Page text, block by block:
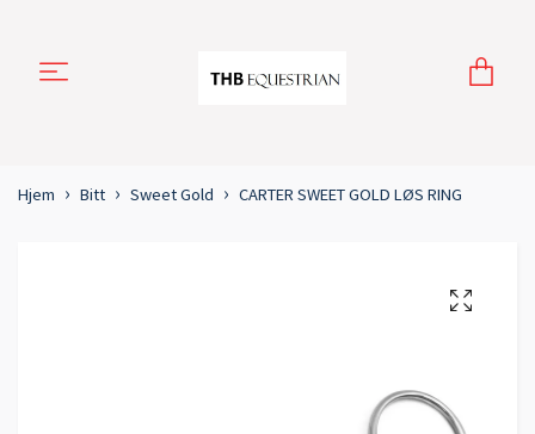
Hjem Bitt Sweet Gold CARTER SWEET GOLD LØS RING